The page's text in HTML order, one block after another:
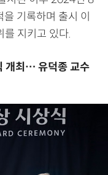
기록하며 출시 이
지키고 있다.
개최… 유덕종 교수